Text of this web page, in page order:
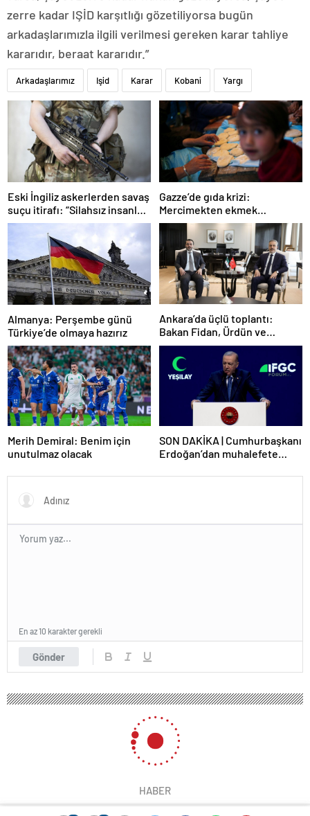
zerre kadar IŞİD karşıtlığı gözetiliyorsa bugün
arkadaşlarımızla ilgili verilmesi gereken karar tahliye
kararıdır, beraat kararıdır.”
Arkadaşlarımız Işid Karar Kobani Yargı
Eski İngiliz askerlerden savaş
suçu itirafı: “Silahsız insanları
uykuda öldürdüler”
Gazze’de gıda krizi:
Mercimekten ekmek
yapıyorlar
Almanya: Perşembe günü
Türkiye’de olmaya hazırız
Ankara’da üçlü toplantı:
Bakan Fidan, Ürdün ve
Suriyeli mevkidaşlarıyla
görüştü
Merih Demiral: Benim için
unutulmaz olacak
SON DAKİKA | Cumhurbaşkanı
Erdoğan’dan muhalefete
dert ettikleri kadar suyun
Gönder
En az 10 karakter gerekli
HABER